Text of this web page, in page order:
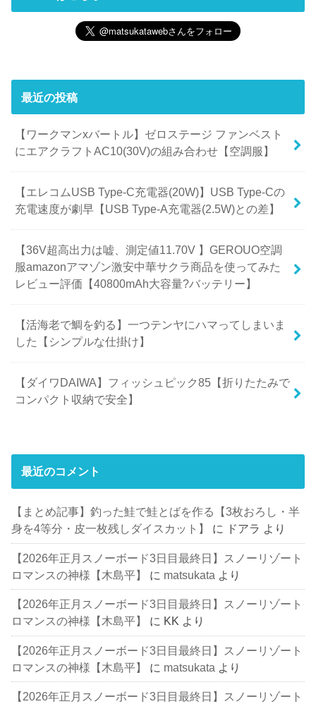
最近の投稿
【ワークマンxバートル】ゼロステージ ファンベスト
にエアクラフトAC10(30V)の組み合わせ【空調服】
【エレコムUSB Type-C充電器(20W)】USB Type-Cの
充電速度が劇早【USB Type-A充電器(2.5W)との差】
【36V超高出力は嘘、測定値11.70V 】GEROUO空調
服amazonアマゾン激安中華サクラ商品を使ってみた
レビュー評価【40800mAh大容量?バッテリー】
【活海老で鯛を釣る】一つテンヤにハマってしまいま
した【シンプルな仕掛け】
【ダイワDAIWA】フィッシュピック85【折りたたみで
コンパクト収納で安全】
最近のコメント
【まとめ記事】釣った鮭で鮭とばを作る【3枚おろし・半
身を4等分・皮一枚残しダイスカット】
に ドアラ より
【2026年正月スノーボード3日目最終日】スノーリゾート
ロマンスの神様【木島平】
に matsukata より
【2026年正月スノーボード3日目最終日】スノーリゾート
ロマンスの神様【木島平】
に KK より
【2026年正月スノーボード3日目最終日】スノーリゾート
ロマンスの神様【木島平】
に matsukata より
【2026年正月スノーボード3日目最終日】スノーリゾート